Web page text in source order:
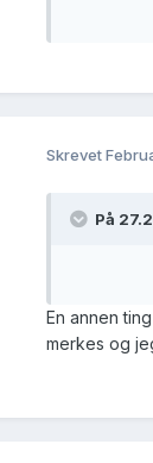
Skrevet
På
En annen
merkes og